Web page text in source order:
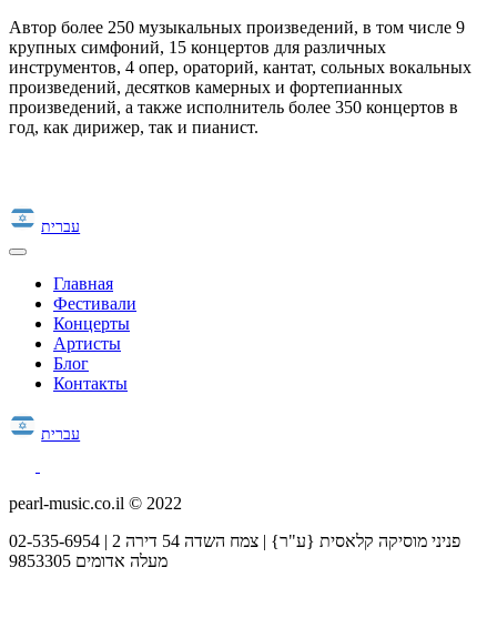
Автор более 250 музыкальных произведений, в том числе 9
крупных симфоний, 15 концертов для различных
инструментов, 4 опер, ораторий, кантат, сольных вокальных
произведений, десятков камерных и фортепианных
произведений, а также исполнитель более 350 концертов в
год, как дирижер, так и пианист.
עברית
Главная
Фестивали
Концерты
Артисты
Блог
Контакты
עברית
pearl-music.co.il © 2022
02-535-6954 | פניני מוסיקה קלאסית {ע"ר} | צמח השדה 54 דירה 2
מעלה אדומים 9853305